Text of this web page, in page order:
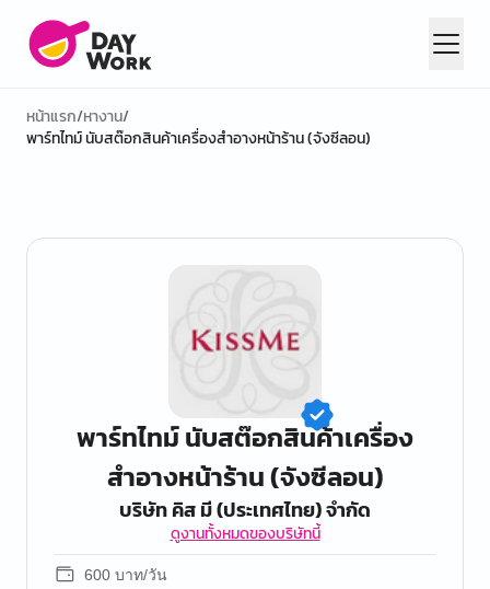
หน้าแรก/หางาน/
พาร์ทไทม์ นับสต๊อกสินค้าเครื่องสำอางหน้าร้าน (จังซีลอน)
พาร์ทไทม์ นับสต๊อกสินค้าเครื่อง
สำอางหน้าร้าน (จังซีลอน)
บริษัท คิส มี (ประเทศไทย) จำกัด
ดูงานทั้งหมดของบริษัทนี้
600 บาท/วัน